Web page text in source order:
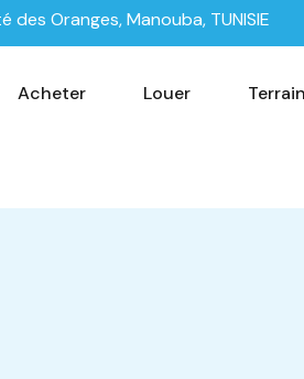
Oranges, Manouba, TUNISIE
Acheter Louer Terrain